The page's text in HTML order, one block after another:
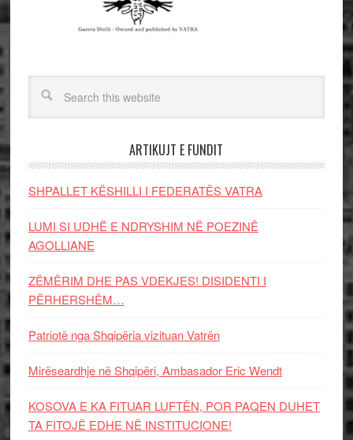
ARTIKUJT E FUNDIT
SHPALLET KËSHILLI I FEDERATËS VATRA
LUMI SI UDHË E NDRYSHIM NË POEZINË
AGOLLIANE
ZËMËRIM DHE PAS VDEKJES! DISIDENTI I
PËRHERSHËM…
Patriotë nga Shqipëria vizituan Vatrën
Mirëseardhje në Shqipëri, Ambasador Eric Wendt
KOSOVA E KA FITUAR LUFTËN, POR PAQEN DUHET
TA FITOJË EDHE NË INSTITUCIONE!